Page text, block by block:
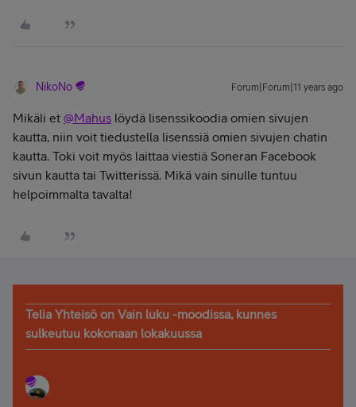
NikoNo Forum|Forum|11 years ago
Mikäli et @Mahus löydä lisenssikoodia omien sivujen
kautta, niin voit tiedustella lisenssiä omien sivujen chatin
kautta. Toki voit myös laittaa viestiä Soneran Facebook
sivun kautta tai Twitterissä. Mikä vain sinulle tuntuu
helpoimmalta tavalta!
Telia Yhteisö on Vain luku -moodissa, kunnes
sulkeutuu kokonaan lokakuussa